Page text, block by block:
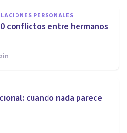
PERSONALES
conflictos entre hermanos
cuando nada parece